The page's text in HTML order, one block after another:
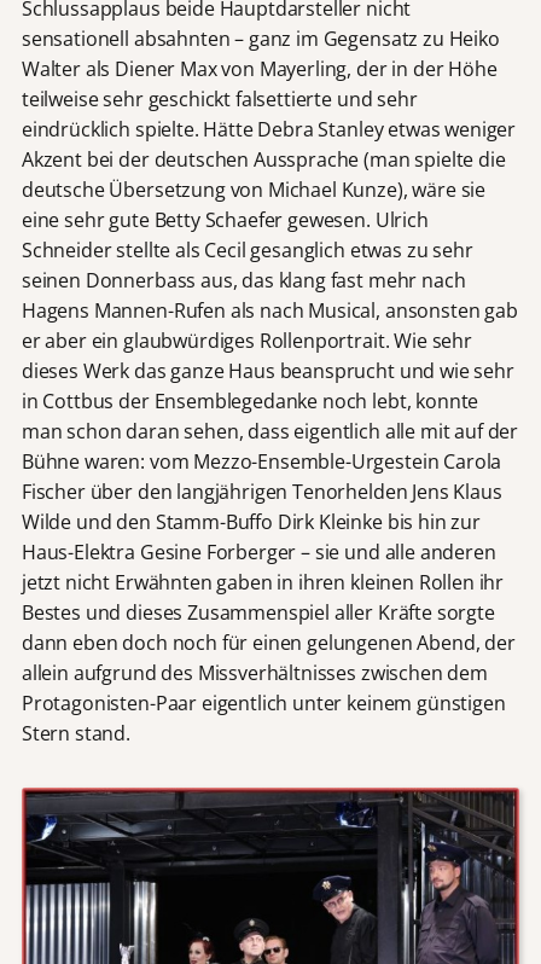
Schlussapplaus beide Hauptdarsteller nicht
sensationell absahnten – ganz im Gegensatz zu Heiko
Walter als Diener Max von Mayerling, der in der Höhe
teilweise sehr geschickt falsettierte und sehr
eindrücklich spielte. Hätte Debra Stanley etwas weniger
Akzent bei der deutschen Aussprache (man spielte die
deutsche Übersetzung von Michael Kunze), wäre sie
eine sehr gute Betty Schaefer gewesen. Ulrich
Schneider stellte als Cecil gesanglich etwas zu sehr
seinen Donnerbass aus, das klang fast mehr nach
Hagens Mannen-Rufen als nach Musical, ansonsten gab
er aber ein glaubwürdiges Rollenportrait. Wie sehr
dieses Werk das ganze Haus beansprucht und wie sehr
in Cottbus der Ensemblegedanke noch lebt, konnte
man schon daran sehen, dass eigentlich alle mit auf der
Bühne waren: vom Mezzo-Ensemble-Urgestein Carola
Fischer über den langjährigen Tenorhelden Jens Klaus
Wilde und den Stamm-Buffo Dirk Kleinke bis hin zur
Haus-Elektra Gesine Forberger – sie und alle anderen
jetzt nicht Erwähnten gaben in ihren kleinen Rollen ihr
Bestes und dieses Zusammenspiel aller Kräfte sorgte
dann eben doch noch für einen gelungenen Abend, der
allein aufgrund des Missverhältnisses zwischen dem
Protagonisten-Paar eigentlich unter keinem günstigen
Stern stand.